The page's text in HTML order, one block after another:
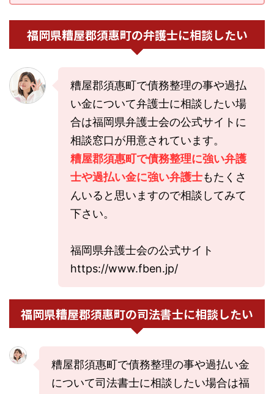
福岡県糟屋郡須惠町の弁護士に相談したい
糟屋郡須惠町で債務整理の事や過払
い金について弁護士に相談したい場
合は福岡県弁護士会の公式サイトに
相談窓口が用意されています。
糟屋郡須惠町で債務整理に強い弁護
士や過払い金に強い弁護士もたくさ
んいると思いますので相談してみて
下さい。
福岡県弁護士会の公式サイト
https://www.fben.jp/
福岡県糟屋郡須惠町の司法書士に相談したい
糟屋郡須惠町で債務整理の事や過払い金
について司法書士に相談したい場合は福